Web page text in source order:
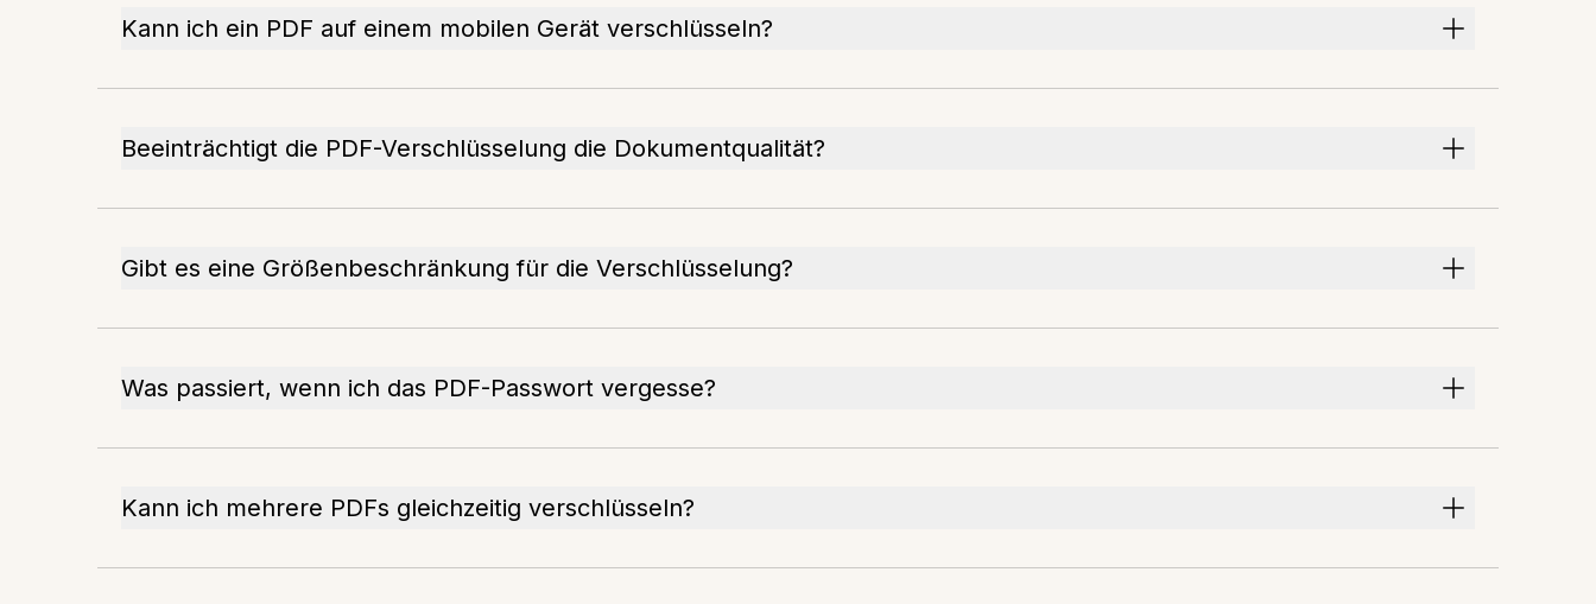
Kann ich ein PDF auf einem mobilen Gerät verschlüsseln?
Beeinträchtigt die PDF-Verschlüsselung die Dokumentqualität?
Gibt es eine Größenbeschränkung für die Verschlüsselung?
Was passiert, wenn ich das PDF-Passwort vergesse?
Kann ich mehrere PDFs gleichzeitig verschlüsseln?